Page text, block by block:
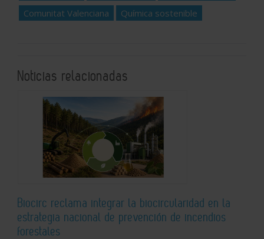
Comunitat Valenciana
Química sostenible
Noticias relacionadas
Biocirc reclama integrar la biocircularidad en la
estrategia nacional de prevención de incendios
forestales